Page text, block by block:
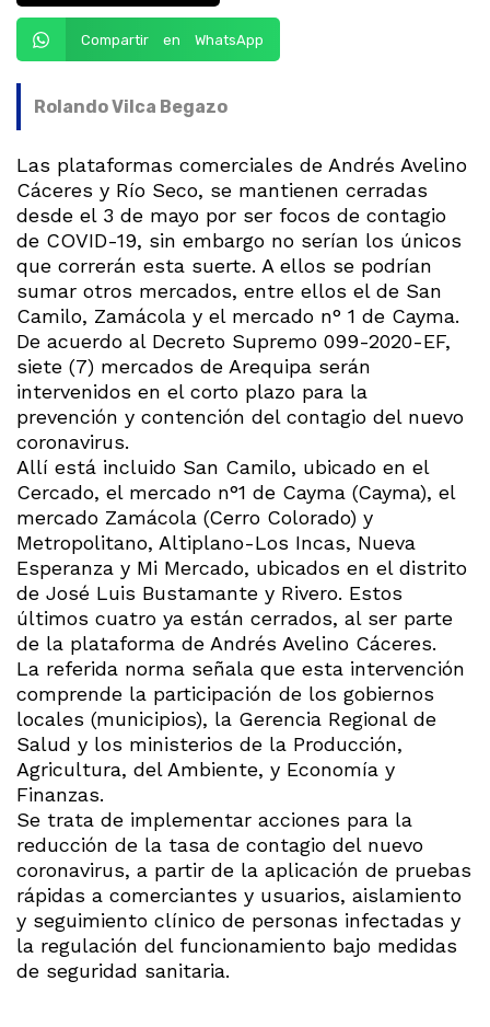
Compartir en WhatsApp
Rolando Vilca Begazo
Las plataformas comerciales de Andrés Avelino
Cáceres y Río Seco, se mantienen cerradas
desde el 3 de mayo por ser focos de contagio
de COVID-19, sin embargo no serían los únicos
que correrán esta suerte. A ellos se podrían
sumar otros mercados, entre ellos el de San
Camilo, Zamácola y el mercado n° 1 de Cayma.
De acuerdo al Decreto Supremo 099-2020-EF,
siete (7) mercados de Arequipa serán
intervenidos en el corto plazo para la
prevención y contención del contagio del nuevo
coronavirus.
Allí está incluido San Camilo, ubicado en el
Cercado, el mercado n°1 de Cayma (Cayma), el
mercado Zamácola (Cerro Colorado) y
Metropolitano, Altiplano-Los Incas, Nueva
Esperanza y Mi Mercado, ubicados en el distrito
de José Luis Bustamante y Rivero. Estos
últimos cuatro ya están cerrados, al ser parte
de la plataforma de Andrés Avelino Cáceres.
La referida norma señala que esta intervención
comprende la participación de los gobiernos
locales (municipios), la Gerencia Regional de
Salud y los ministerios de la Producción,
Agricultura, del Ambiente, y Economía y
Finanzas.
Se trata de implementar acciones para la
reducción de la tasa de contagio del nuevo
coronavirus, a partir de la aplicación de pruebas
rápidas a comerciantes y usuarios, aislamiento
y seguimiento clínico de personas infectadas y
la regulación del funcionamiento bajo medidas
de seguridad sanitaria.